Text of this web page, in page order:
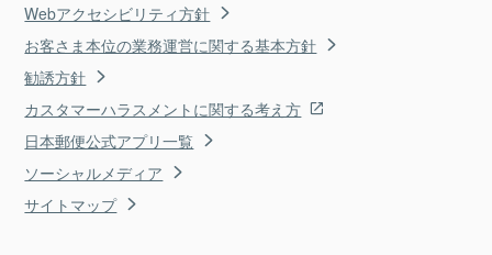
Webアクセシビリティ方針
お客さま本位の業務運営に関する基本方針
勧誘方針
カスタマーハラスメントに関する考え方
日本郵便公式アプリ一覧
ソーシャルメディア
サイトマップ